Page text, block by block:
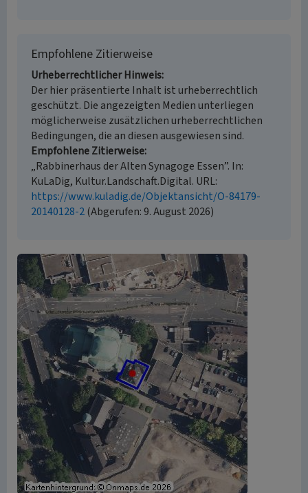
Empfohlene Zitierweise
Urheberrechtlicher Hinweis
Der hier präsentierte Inhalt ist urheberrechtlich
geschützt. Die angezeigten Medien unterliegen
möglicherweise zusätzlichen urheberrechtlichen
Bedingungen, die an diesen ausgewiesen sind.
Empfohlene Zitierweise
„Rabbinerhaus der Alten Synagoge Essen”. In:
KuLaDig, Kultur.Landschaft.Digital. URL:
https://www.kuladig.de/Objektansicht/O-84179-
20140128-2(Abgerufen: 9. August 2026)